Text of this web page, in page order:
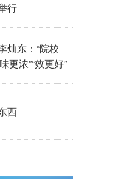
行
灿东：“院校
更浓”“效更好”
西